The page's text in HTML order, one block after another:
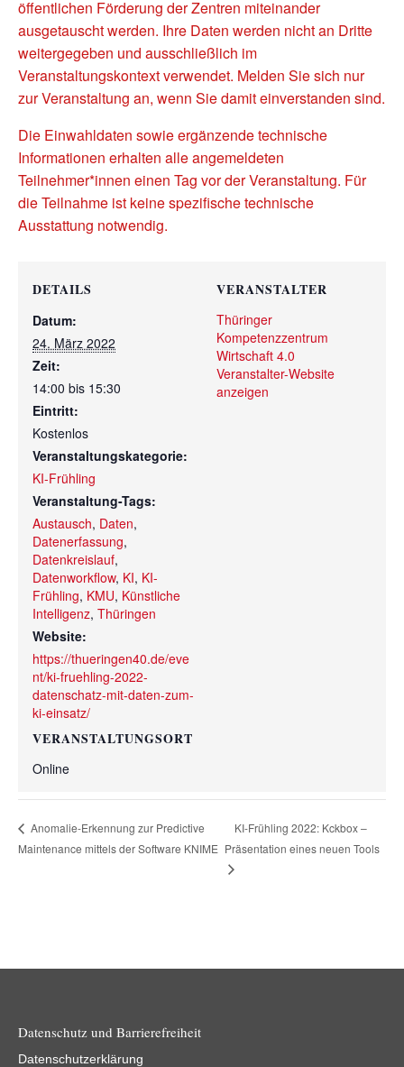
öffentlichen Förderung der Zentren miteinander
ausgetauscht werden. Ihre Daten werden nicht an Dritte
weitergegeben und ausschließlich im
Veranstaltungskontext verwendet. Melden Sie sich nur
zur Veranstaltung an, wenn Sie damit einverstanden sind.
Die Einwahldaten sowie ergänzende technische
Informationen erhalten alle angemeldeten
Teilnehmer*innen einen Tag vor der Veranstaltung. Für
die Teilnahme ist keine spezifische technische
Ausstattung notwendig.
DETAILS
Datum:
24. März 2022
Zeit:
14:00 bis 15:30
Eintritt:
Kostenlos
Veranstaltungskategorie:
KI-Frühling
Veranstaltung-Tags:
Austausch, Daten,
Datenerfassung,
Datenkreislauf,
Datenworkflow, KI, KI-
Frühling, KMU, Künstliche
Intelligenz, Thüringen
Website:
https://thueringen40.de/eve
nt/ki-fruehling-2022-
datenschatz-mit-daten-zum-
ki-einsatz/
VERANSTALTUNGSORT
Online
VERANSTALTER
Thüringer
Kompetenzzentrum
Wirtschaft 4.0
Veranstalter-Website
anzeigen
Anomalie-Erkennung zur Predictive
Maintenance mittels der Software KNIME
KI-Frühling 2022: Kckbox –
Präsentation eines neuen Tools
Datenschutz und Barrierefreiheit
Datenschutzerklärung